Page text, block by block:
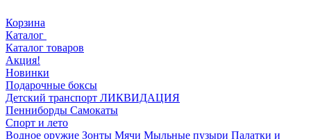
Корзина
Каталог
Каталог товаров
Акция!
Новинки
Подарочные боксы
Детский транспорт ЛИКВИДАЦИЯ
Пенниборды Самокаты
Спорт и лето
Водное оружие Зонты Мячи Мыльные пузыри Палатки и